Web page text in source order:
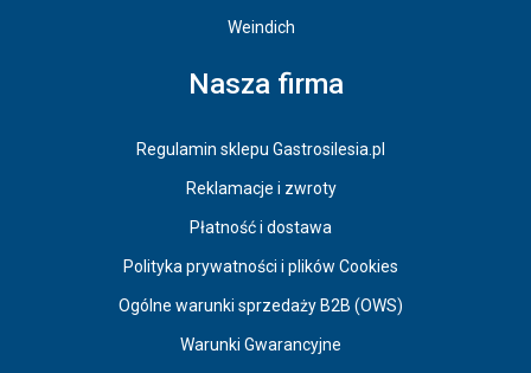
Weindich
Nasza firma
Regulamin sklepu Gastrosilesia.pl
Reklamacje i zwroty
Płatność i dostawa
Polityka prywatności i plików Cookies
Ogólne warunki sprzedaży B2B (OWS)
Warunki Gwarancyjne